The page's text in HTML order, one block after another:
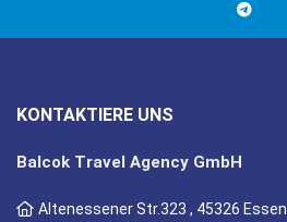
KONTAKTIERE UNS
Balcok Travel Agency GmbH
Altenessener Str.323 , 45326 Essen